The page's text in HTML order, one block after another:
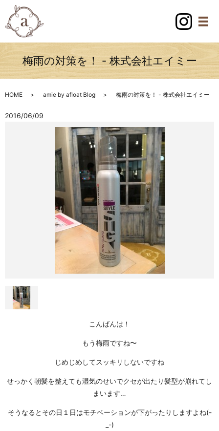
梅雨の対策を！ - 株式会社エイミー
HOME amie by afloat Blog 梅雨の対策を！ - 株式会社エイミー
2016/06/09
こんばんは！
もう梅雨ですね〜
じめじめしてスッキリしないですね
せっかく朝髪を整えても湿気のせいでクセが出たり髪型が崩れてし
まいます…
そうなるとその日１日はモチベーションが下がったりしますよね(-
_-)